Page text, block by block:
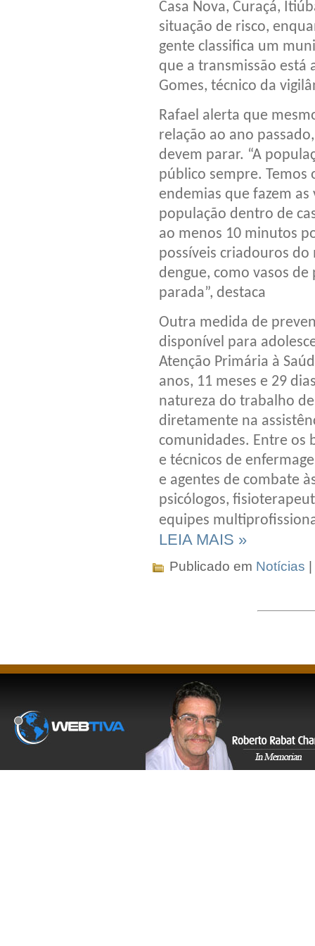
Casa Nova, Curaçá,
situação de risco,
gente classifica um
que a transmissão está
Gomes, técnico da
Rafael alerta que
relação ao ano
devem parar. “A
público sempre. Temos
endemias que fazem
população dentro de
ao menos 10 minutos
possíveis criadouros
dengue, como vasos
parada”, destaca
Outra medida de
disponível para
Atenção Primária à
anos, 11 meses e 29
natureza do trabalho
diretamente na
comunidades. Entre os
e técnicos de
e agentes de combate
psicólogos,
equipes
LEIA MAIS »
Publicado em Notícias